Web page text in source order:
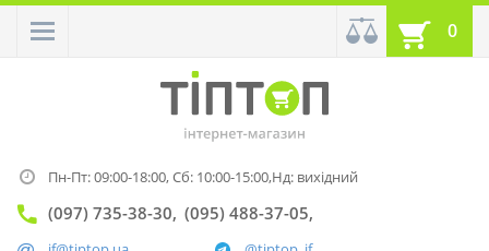
0
Пн-Пт: 09:00-18:00,Сб: 10:00-15:00,Нд: вихідний
(097) 735-38-30 (095) 488-37-05